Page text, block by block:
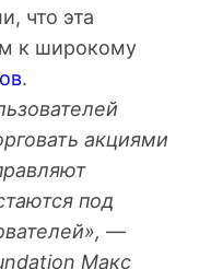
что эта
к широкому
.
акциями
под
—
Макс